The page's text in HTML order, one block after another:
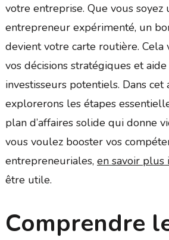
votre entreprise. Que vous soyez
entrepreneur expérimenté, un
devient votre carte routière. Cela
vos décisions stratégiques et
investisseurs potentiels. Dans cet
explorerons les étapes
plan d’affaires solide qui donne
vous voulez booster vos
entrepreneuriales, en savoir plus
être utile.
Comprendre